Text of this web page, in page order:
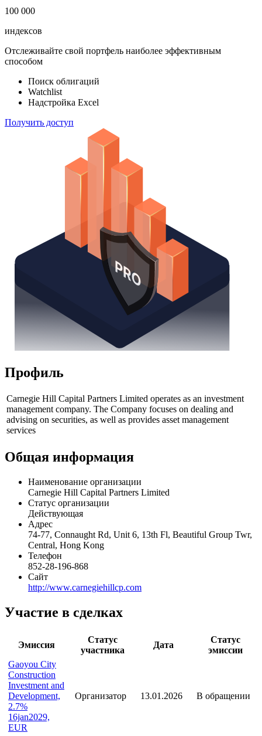
100 000
индексов
Отслеживайте свой портфель наиболее эффективным
способом
Поиск облигаций
Watchlist
Надстройка Excel
Получить доступ
Профиль
Carnegie Hill Capital Partners Limited operates as an investment
management company. The Company focuses on dealing and
advising on securities, as well as provides asset management
services
Общая информация
Наименование организации
Carnegie Hill Capital Partners Limited
Статус организации
Действующая
Адрес
74-77, Connaught Rd, Unit 6, 13th Fl, Beautiful Group Twr,
Central, Hong Kong
Телефон
852-28-196-868
Сайт
http://www.carnegiehillcp.com
Участие в сделках
Эмиссия
Статус
участника
Дата
Статус
эмиссии
Gaoyou City
Construction
Investment and
Development,
2.7%
16jan2029,
EUR
Организатор 13.01.2026 В обращении